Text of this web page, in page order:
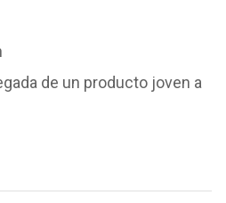
de un producto joven a